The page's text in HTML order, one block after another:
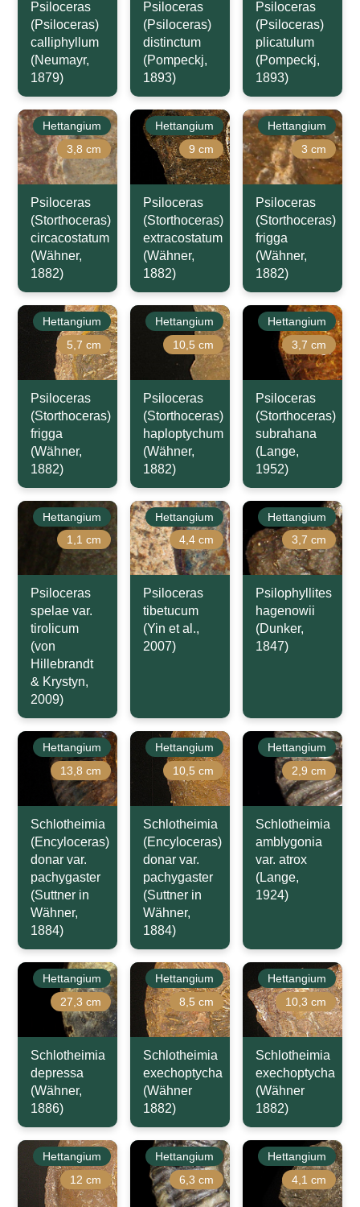
Psiloceras
(Psiloceras)
calliphyllum
(Neumayr,
1879)
Psiloceras
(Psiloceras)
distinctum
(Pompeckj,
1893)
Psiloceras
(Psiloceras)
plicatulum
(Pompeckj,
1893)
Hettangium
3,8 cm
Psiloceras
(Storthoceras)
circacostatum
(Wähner,
1882)
Hettangium
9 cm
Psiloceras
(Storthoceras)
extracostatum
(Wähner,
1882)
Hettangium
3 cm
Psiloceras
(Storthoceras)
frigga
(Wähner,
1882)
Hettangium
5,7 cm
Psiloceras
(Storthoceras)
frigga
(Wähner,
1882)
Hettangium
10,5 cm
Psiloceras
(Storthoceras)
haploptychum
(Wähner,
1882)
Hettangium
3,7 cm
Psiloceras
(Storthoceras)
subrahana
(Lange,
1952)
Hettangium
1,1 cm
Psiloceras
spelae var.
tirolicum
(von
Hillebrandt
& Krystyn,
2009)
Hettangium
4,4 cm
Psiloceras
tibetucum
(Yin et al.,
2007)
Hettangium
3,7 cm
Psilophyllites
hagenowii
(Dunker,
1847)
Hettangium
13,8 cm
Schlotheimia
(Encyloceras)
donar var.
pachygaster
(Suttner in
Wähner,
1884)
Hettangium
10,5 cm
Schlotheimia
(Encyloceras)
donar var.
pachygaster
(Suttner in
Wähner,
1884)
Hettangium
2,9 cm
Schlotheimia
amblygonia
var. atrox
(Lange,
1924)
Hettangium
27,3 cm
Schlotheimia
depressa
(Wähner,
1886)
Hettangium
8,5 cm
Schlotheimia
exechoptycha
(Wähner
1882)
Hettangium
10,3 cm
Schlotheimia
exechoptycha
(Wähner
1882)
Hettangium
12 cm
Hettangium
6,3 cm
Hettangium
4,1 cm